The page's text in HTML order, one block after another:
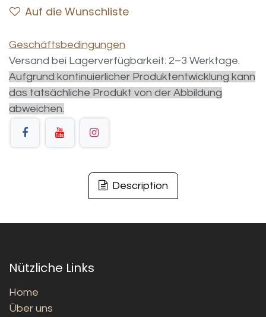
Auf die Wunschliste
Geschäftsbedingungen
Versand bei Lagerverfügbarkeit: 2–3 Werktage.
Aufgrund kontinuierlicher Produktentwicklung kann
das tatsächliche Produkt von der Abbildung
abweichen.
Description
Nützliche Links
Home
Über uns